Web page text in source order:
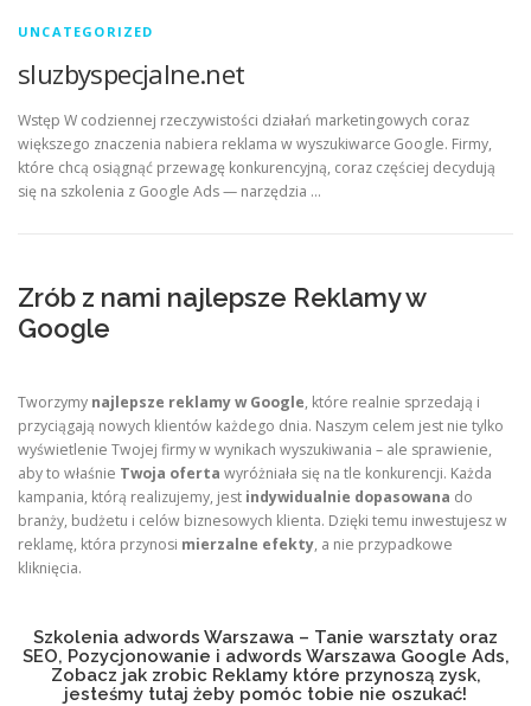
UNCATEGORIZED
sluzbyspecjalne.net
Wstęp W codziennej rzeczywistości działań marketingowych coraz
większego znaczenia nabiera reklama w wyszukiwarce Google. Firmy,
które chcą osiągnąć przewagę konkurencyjną, coraz częściej decydują
się na szkolenia z Google Ads — narzędzia …
Zrób z nami najlepsze Reklamy w
Google
Tworzymy najlepsze reklamy w Google, które realnie sprzedają i
przyciągają nowych klientów każdego dnia. Naszym celem jest nie tylko
wyświetlenie Twojej firmy w wynikach wyszukiwania – ale sprawienie,
aby to właśnie Twoja oferta wyróżniała się na tle konkurencji. Każda
kampania, którą realizujemy, jest indywidualnie dopasowana do
branży, budżetu i celów biznesowych klienta. Dzięki temu inwestujesz w
reklamę, która przynosi mierzalne efekty, a nie przypadkowe
kliknięcia.
Szkolenia adwords Warszawa – Tanie warsztaty oraz
SEO, Pozycjonowanie i adwords Warszawa Google Ads,
Zobacz jak zrobic Reklamy które przynoszą zysk,
jesteśmy tutaj żeby pomóc tobie nie oszukać!